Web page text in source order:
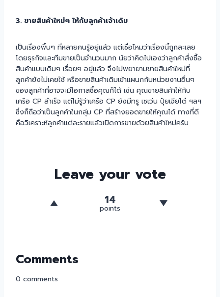
3. ขายสินค้าใหม่ๆ ให้กับลูกค้าเจ้าเดิม
เป็นเรื่องพื้นๆ ที่หลายคนรู้อยู่แล้ว แต่เชื่อไหมว่าเรื่องนี้ถูกละเลย
โดยธุรกิจและทีมขายเป็นจำนวนมาก นัยว่าคิดไปเองว่าลูกค้าสั่งซื้อ
สินค้าแบบเดิมๆ เรื่อยๆ อยู่แล้ว จึงไม่พยายามขายสินค้าใหม่ที่
ลูกค้ายังไม่เคยใช้ หรือขายสินค้าเดิมเข้าแผนกกับหน่วยงานอื่นๆ
ของลูกค้าที่อาจจะมีโอกาสซื้อคุณก็ได้ เช่น คุณขายสินค้าให้กับ
เครือ CP สำเร็จ แต่ไม่รู้ว่าเครือ CP ยังมีทรู เซเว่น ปุ๋ยเจียไต๋ ฯลฯ
ซึ่งก็ถือว่าเป็นลูกค้าในกลุ่ม CP ที่สร้างยอดขายให้คุณได้ ทางที่ดี
คือวิเคราะห์ลูกค้าแต่ละรายแล้วเปิดการขายด้วยสินค้าใหม่ครับ
Leave your vote
14
points
Comments
0 comments